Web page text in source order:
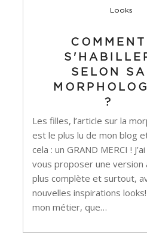
Looks
COMMENT
SELON SA
?
Les filles, l’article sur la
est le plus lu de mon blog
cela : un GRAND MERCI !
vous proposer une version
plus complète et surtout,
nouvelles inspirations
mon métier, que…